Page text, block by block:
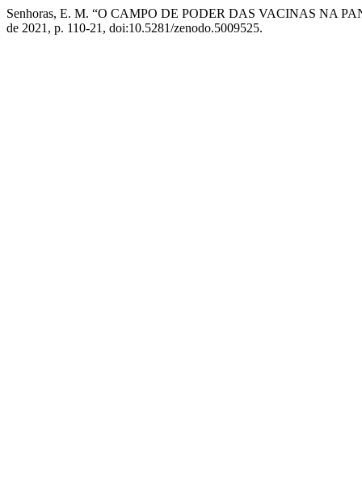
Senhoras, E. M. “O CAMPO DE PODER DAS VACINAS NA
de 2021, p. 110-21, doi:10.5281/zenodo.5009525.